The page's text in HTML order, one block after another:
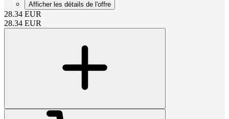
Afficher les détails de l'offre
28.34 EUR
28.34 EUR